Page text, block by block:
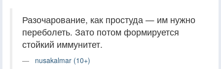
Разочарование, как простуда — им нужно
переболеть. Зато потом формируется
стойкий иммунитет.
nusakalmar (10+)